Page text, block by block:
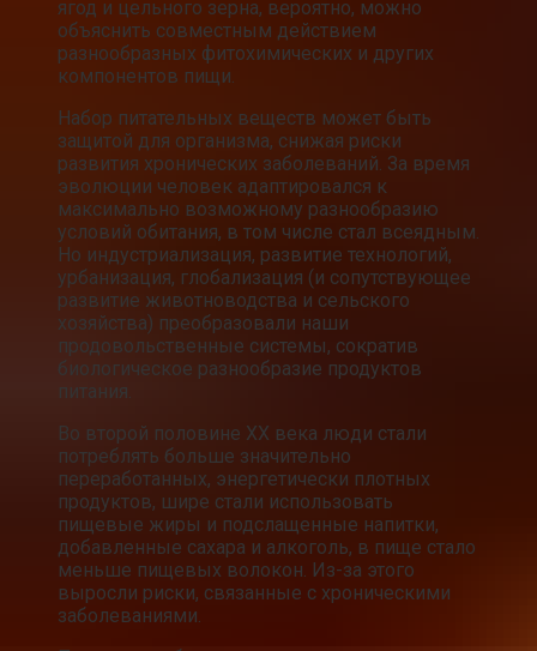
ягод и цельного зерна, вероятно, можно
объяснить совместным действием
разнообразных фитохимических и других
компонентов пищи.
Набор питательных веществ может быть
защитой для организма, снижая риски
развития хронических заболеваний. За время
эволюции человек адаптировался к
максимально возможному разнообразию
условий обитания, в том числе стал всеядным.
Но индустриализация, развитие технологий,
урбанизация, глобализация (и сопутствующее
развитие животноводства и сельского
хозяйства) преобразовали наши
продовольственные системы, сократив
биологическое разнообразие продуктов
питания.
Во второй половине ХХ века люди стали
потреблять больше значительно
переработанных, энергетически плотных
продуктов, шире стали использовать
пищевые жиры и подслащенные напитки,
добавленные сахара и алкоголь, в пище стало
меньше пищевых волокон. Из-за этого
выросли риски, связанные с хроническими
заболеваниями.